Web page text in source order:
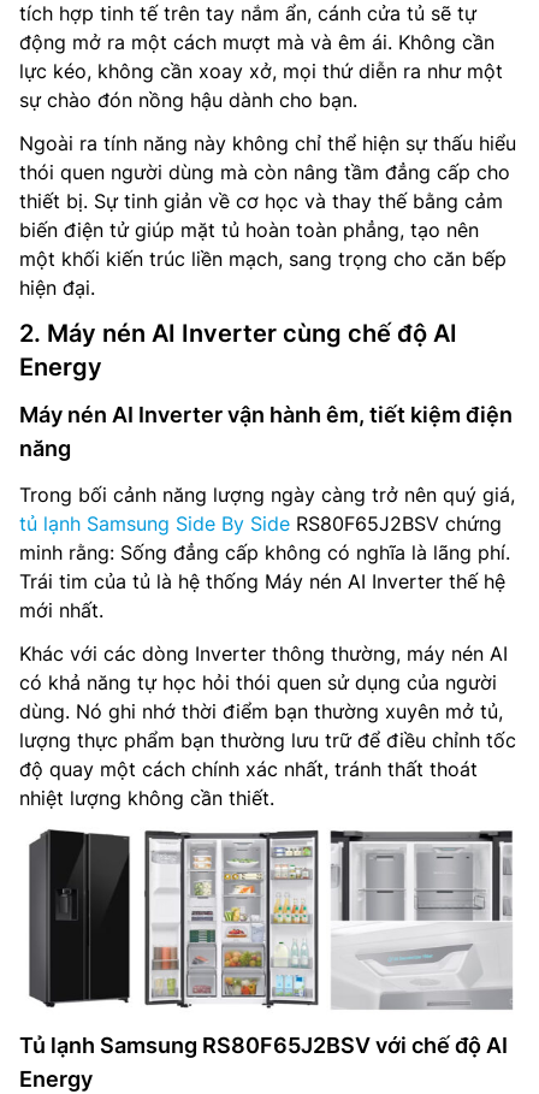
tích hợp tinh tế trên tay nắm ẩn, cánh cửa tủ sẽ tự
động mở ra một cách mượt mà và êm ái. Không cần
lực kéo, không cần xoay xở, mọi thứ diễn ra như một
sự chào đón nồng hậu dành cho bạn.
Ngoài ra tính năng này không chỉ thể hiện sự thấu hiểu
thói quen người dùng mà còn nâng tầm đẳng cấp cho
thiết bị. Sự tinh giản về cơ học và thay thế bằng cảm
biến điện tử giúp mặt tủ hoàn toàn phẳng, tạo nên
một khối kiến trúc liền mạch, sang trọng cho căn bếp
hiện đại.
2. Máy nén AI Inverter cùng chế độ AI
Energy
Máy nén AI Inverter vận hành êm, tiết kiệm điện
năng
Trong bối cảnh năng lượng ngày càng trở nên quý giá,
tủ lạnh Samsung Side By Side RS80F65J2BSV chứng
minh rằng: Sống đẳng cấp không có nghĩa là lãng phí.
Trái tim của tủ là hệ thống Máy nén AI Inverter thế hệ
mới nhất.
Khác với các dòng Inverter thông thường, máy nén AI
có khả năng tự học hỏi thói quen sử dụng của người
dùng. Nó ghi nhớ thời điểm bạn thường xuyên mở tủ,
lượng thực phẩm bạn thường lưu trữ để điều chỉnh tốc
độ quay một cách chính xác nhất, tránh thất thoát
nhiệt lượng không cần thiết.
Tủ lạnh Samsung RS80F65J2BSV với chế độ AI
Energy